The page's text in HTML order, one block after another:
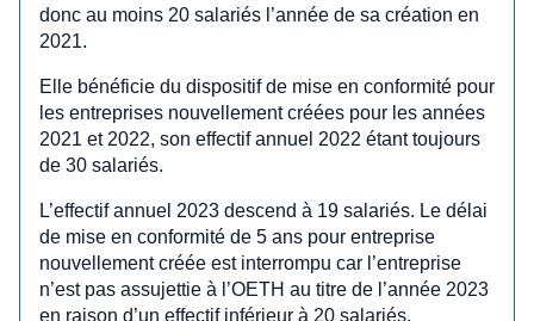
donc au moins 20 salariés l’année de sa création en
2021.
Elle bénéficie du dispositif de mise en conformité pour
les entreprises nouvellement créées pour les années
2021 et 2022, son effectif annuel 2022 étant toujours
de 30 salariés.
L’effectif annuel 2023 descend à 19 salariés. Le délai
de mise en conformité de 5 ans pour entreprise
nouvellement créée est interrompu car l’entreprise
n’est pas assujettie à l’OETH au titre de l’année 2023
en raison d’un effectif inférieur à 20 salariés.